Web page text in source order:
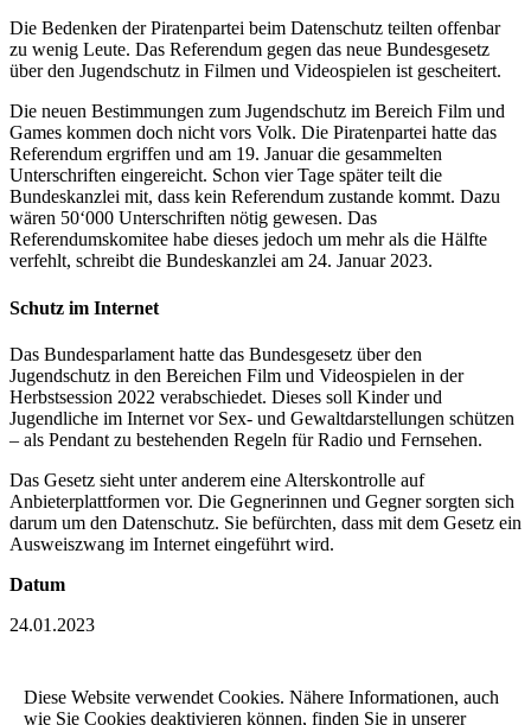
Die Bedenken der Piratenpartei beim Datenschutz teilten offenbar
zu wenig Leute. Das Referendum gegen das neue Bundesgesetz
über den Jugendschutz in Filmen und Videospielen ist gescheitert.
Die neuen Bestimmungen zum Jugendschutz im Bereich Film und
Games kommen doch nicht vors Volk. Die Piratenpartei hatte das
Referendum ergriffen und am 19. Januar die gesammelten
Unterschriften eingereicht. Schon vier Tage später teilt die
Bundeskanzlei mit, dass kein Referendum zustande kommt. Dazu
wären 50‘000 Unterschriften nötig gewesen. Das
Referendumskomitee habe dieses jedoch um mehr als die Hälfte
verfehlt, schreibt die Bundeskanzlei am 24. Januar 2023.
Schutz im Internet
Das Bundesparlament hatte das Bundesgesetz über den
Jugendschutz in den Bereichen Film und Videospielen in der
Herbstsession 2022 verabschiedet. Dieses soll Kinder und
Jugendliche im Internet vor Sex- und Gewaltdarstellungen schützen
– als Pendant zu bestehenden Regeln für Radio und Fernsehen.
Das Gesetz sieht unter anderem eine Alterskontrolle auf
Anbieterplattformen vor. Die Gegnerinnen und Gegner sorgten sich
darum um den Datenschutz. Sie befürchten, dass mit dem Gesetz ein
Ausweiszwang im Internet eingeführt wird.
Datum
24.01.2023
pdi
Diese Website verwendet Cookies. Nähere Informationen, auch
wie Sie Cookies deaktivieren können, finden Sie in unserer